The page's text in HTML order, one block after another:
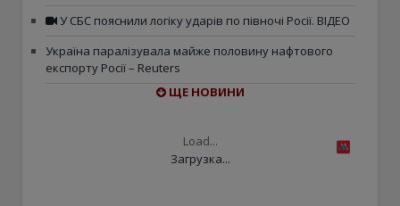
У СБС пояснили логіку ударів по півночі Росії. ВІДЕО
Україна паралізувала майже половину нафтового
експорту Росії – Reuters
ЩЕ НОВИНИ
Load...
Загрузка...